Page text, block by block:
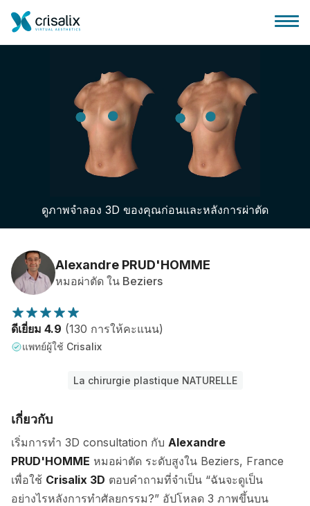
บ้านของหมอผ่าตัด
แพลตฟอร์มธุรกิจ 3D
แผน
ความคิดเห็นของคนไข้
ดูภาพจำลอง 3D ของคุณก่อนและหลังการผ่าตัด
Alexandre PRUD'HOMME
หมอผ่าตัด ใน Beziers
ดีเยี่ยม 4.9 (130 การให้คะแนน)
แพทย์ผู้ใช้ Crisalix
La chirurgie plastique NATURELLE
เกี่ยวกับ
เริ่มการทำ 3D consultation กับ Alexandre
PRUD'HOMME หมอผ่าตัด ระดับสูงใน Beziers, France
เพื่อใช้ Crisalix 3D ตอบคำถามที่จำเป็น “ฉันจะดูเป็น
อย่างไรหลังการทำศัลยกรรม?” อัปโหลด 3 ภาพขึ้นบน